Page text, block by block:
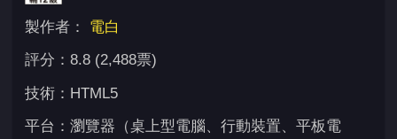
製作者： 電白
評分：8.8 (2,488票)
技術：HTML5
平台：瀏覽器（桌上型電腦、行動裝置、平板電